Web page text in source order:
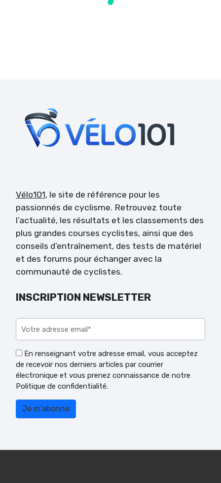
Vélo101, le site de référence pour les
passionnés de cyclisme. Retrouvez toute
l’actualité, les résultats et les classements des
plus grandes courses cyclistes, ainsi que des
conseils d’entraînement, des tests de matériel
et des forums pour échanger avec la
communauté de cyclistes.
INSCRIPTION NEWSLETTER
En renseignant votre adresse email, vous acceptez
de recevoir nos derniers articles par courrier
électronique et vous prenez connaissance de notre
Politique de confidentialité.